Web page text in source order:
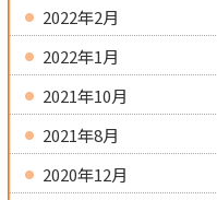
2022年2月
2022年1月
2021年10月
2021年8月
2020年12月